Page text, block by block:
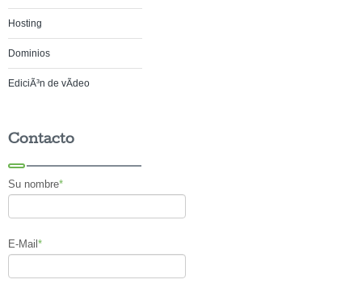
Hosting
Dominios
EdiciÃ³n de vÃ­deo
Contacto
Su nombre*
E-Mail *